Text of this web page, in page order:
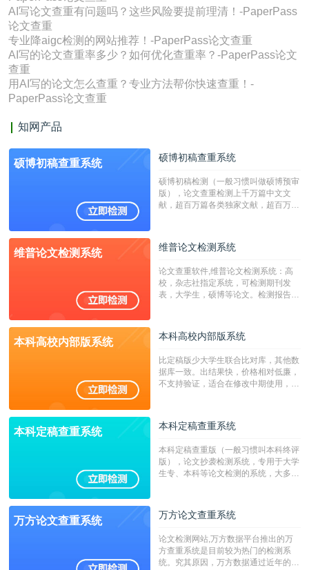
AI写论文查重有问题吗？这些风险要提前理清！-PaperPass
论文查重
专业降aigc检测的网站推荐！-PaperPass论文查重
AI写的论文查重率多少？如何优化查重率？-PaperPass论文
查重
用AI写的论文怎么查重？专业方法帮你快速查重！-
PaperPass论文查重
知网产品
硕博初稿查重系统 硕博初稿查重系统
硕博初稿检测（一般习惯叫做硕博预审
版），论文查重检测上千万篇中文文
献，超百万篇各类独家文献，超百万港
校用来检测硕博论文的系统，检测范围
广，数据来源真实，检测算法合理!本
字符数30万）
维普论文检测系统 维普论文检测系统
论文查重软件,维普论文检测系统：高
校，杂志社指定系统，可检测期刊发
表，大学生，硕博等论文。检测报告支
本科高校内部版系统 本科高校内部版系统
比定稿版少大学生联合比对库，其他数
据库一致。出结果快，价格相对低廉，
不支持验证，适合在修改中期使用，定
本科定稿查重系统 本科定稿查重系统
本科定稿查重版（一般习惯叫本科终评
版），论文抄袭检测系统，专用于大学
生专、本科等论文检测的系统，大多数
万方论文查重系统 万方论文查重系统
论文检测网站,万方数据平台推出的万
方查重系统是目前较为热门的检测系
统。究其原因，万方数据通过近年的发